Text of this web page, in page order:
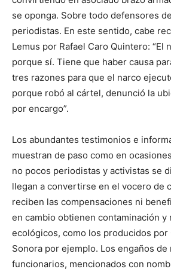
se oponga. Sobre todo defensores
periodistas. En este sentido, cabe
Lemus por Rafael Caro Quintero: “El
porque sí. Tiene que haber causa
tres razones para que el narco
porque robó al cártel, denunció la
por encargo”.
Los abundantes testimonios e
muestran de paso como en
no pocos periodistas y activistas se
llegan a convertirse en el vocero de
reciben las compensaciones ni
en cambio obtienen contaminación y
ecológicos, como los producidos por
Sonora por ejemplo. Los engaños de
funcionarios, mencionados con